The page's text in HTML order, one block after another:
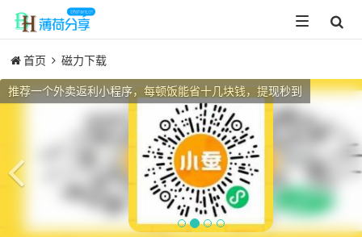
Toggle
navigation
首页 磁力下载
推荐一个外卖返利小程序，每顿饭能省十几块钱，提现秒到
Previous